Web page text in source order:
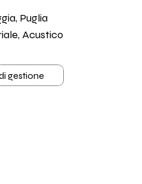
Puglia
Acustico
gestione